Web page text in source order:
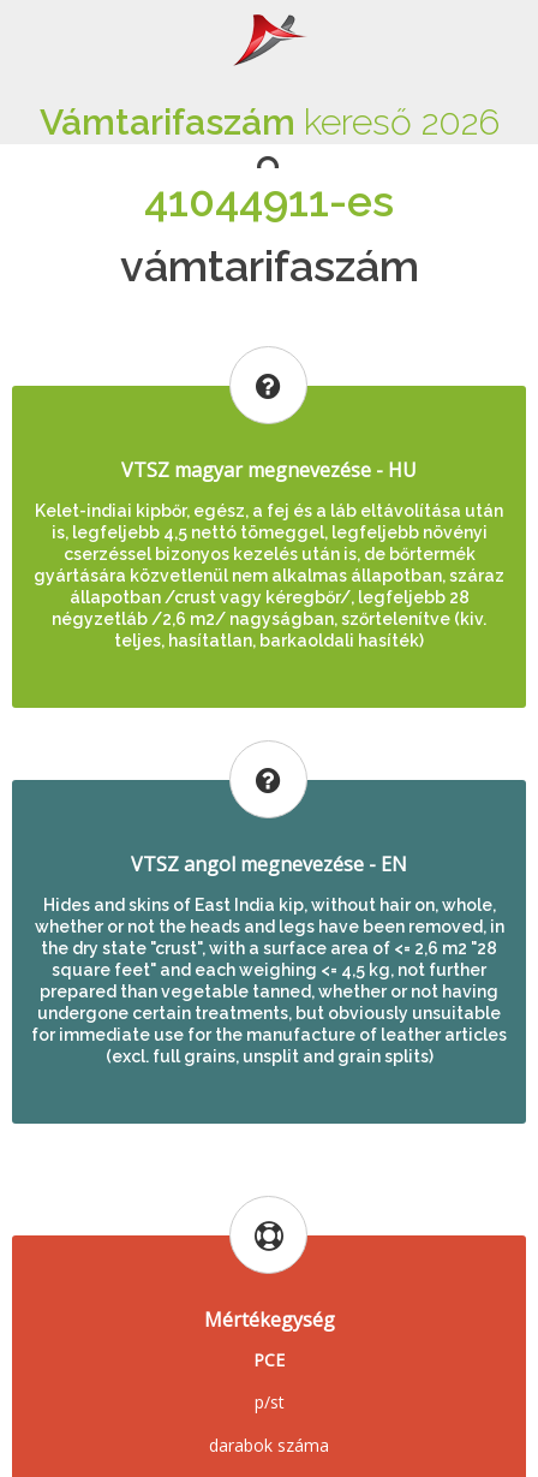
Vámtarifaszám kereső 2026
41044911-es
vámtarifaszám
VTSZ magyar megnevezése - HU
Kelet-indiai kipbőr, egész, a fej és a láb eltávolítása után
is, legfeljebb 4,5 nettó tömeggel, legfeljebb növényi
cserzéssel bizonyos kezelés után is, de bőrtermék
gyártására közvetlenül nem alkalmas állapotban, száraz
állapotban /crust vagy kéregbőr/, legfeljebb 28
négyzetláb /2,6 m2/ nagyságban, szőrtelenítve (kiv.
teljes, hasítatlan, barkaoldali hasíték)
VTSZ angol megnevezése - EN
Hides and skins of East India kip, without hair on, whole,
whether or not the heads and legs have been removed, in
the dry state "crust", with a surface area of <= 2,6 m2 "28
square feet" and each weighing <= 4,5 kg, not further
prepared than vegetable tanned, whether or not having
undergone certain treatments, but obviously unsuitable
for immediate use for the manufacture of leather articles
(excl. full grains, unsplit and grain splits)
Mértékegység
PCE
p/st
darabok száma